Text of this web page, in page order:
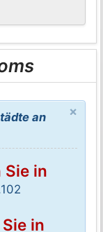
×
an
Sie in
in